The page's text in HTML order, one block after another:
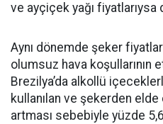
ve ayçiçek yağı fiyatlarıysa
Aynı dönemde şeker
olumsuz hava koşullarının
Brezilya’da alkollü
kullanılan ve şekerden
artması sebebiyle yüzde